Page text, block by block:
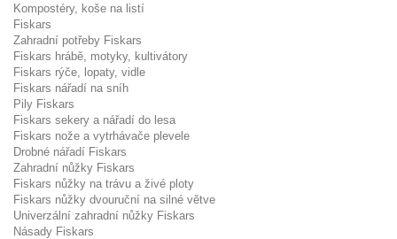
Kompostéry, koše na listí
Fiskars
Zahradní potřeby Fiskars
Fiskars hrábě, motyky, kultivátory
Fiskars rýče, lopaty, vidle
Fiskars nářadí na sníh
Pily Fiskars
Fiskars sekery a nářadí do lesa
Fiskars nože a vytrhávače plevele
Drobné nářadí Fiskars
Zahradní nůžky Fiskars
Fiskars nůžky na trávu a živé ploty
Fiskars nůžky dvouruční na silné větve
Univerzální zahradní nůžky Fiskars
Násady Fiskars